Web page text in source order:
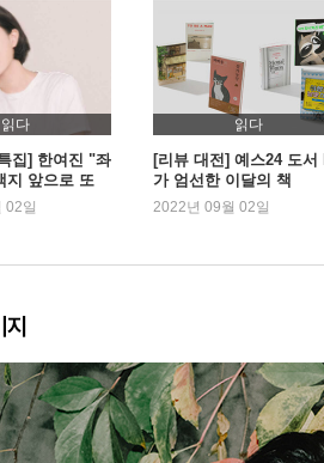
잊어서는 안 될 이야기 377
읽다
집] 한여진 "좌
지 앞으로 또
02일
읽다
[리뷰 대전] 예스24 도서
가 엄선한 이달의 책
2022년 09월 02일